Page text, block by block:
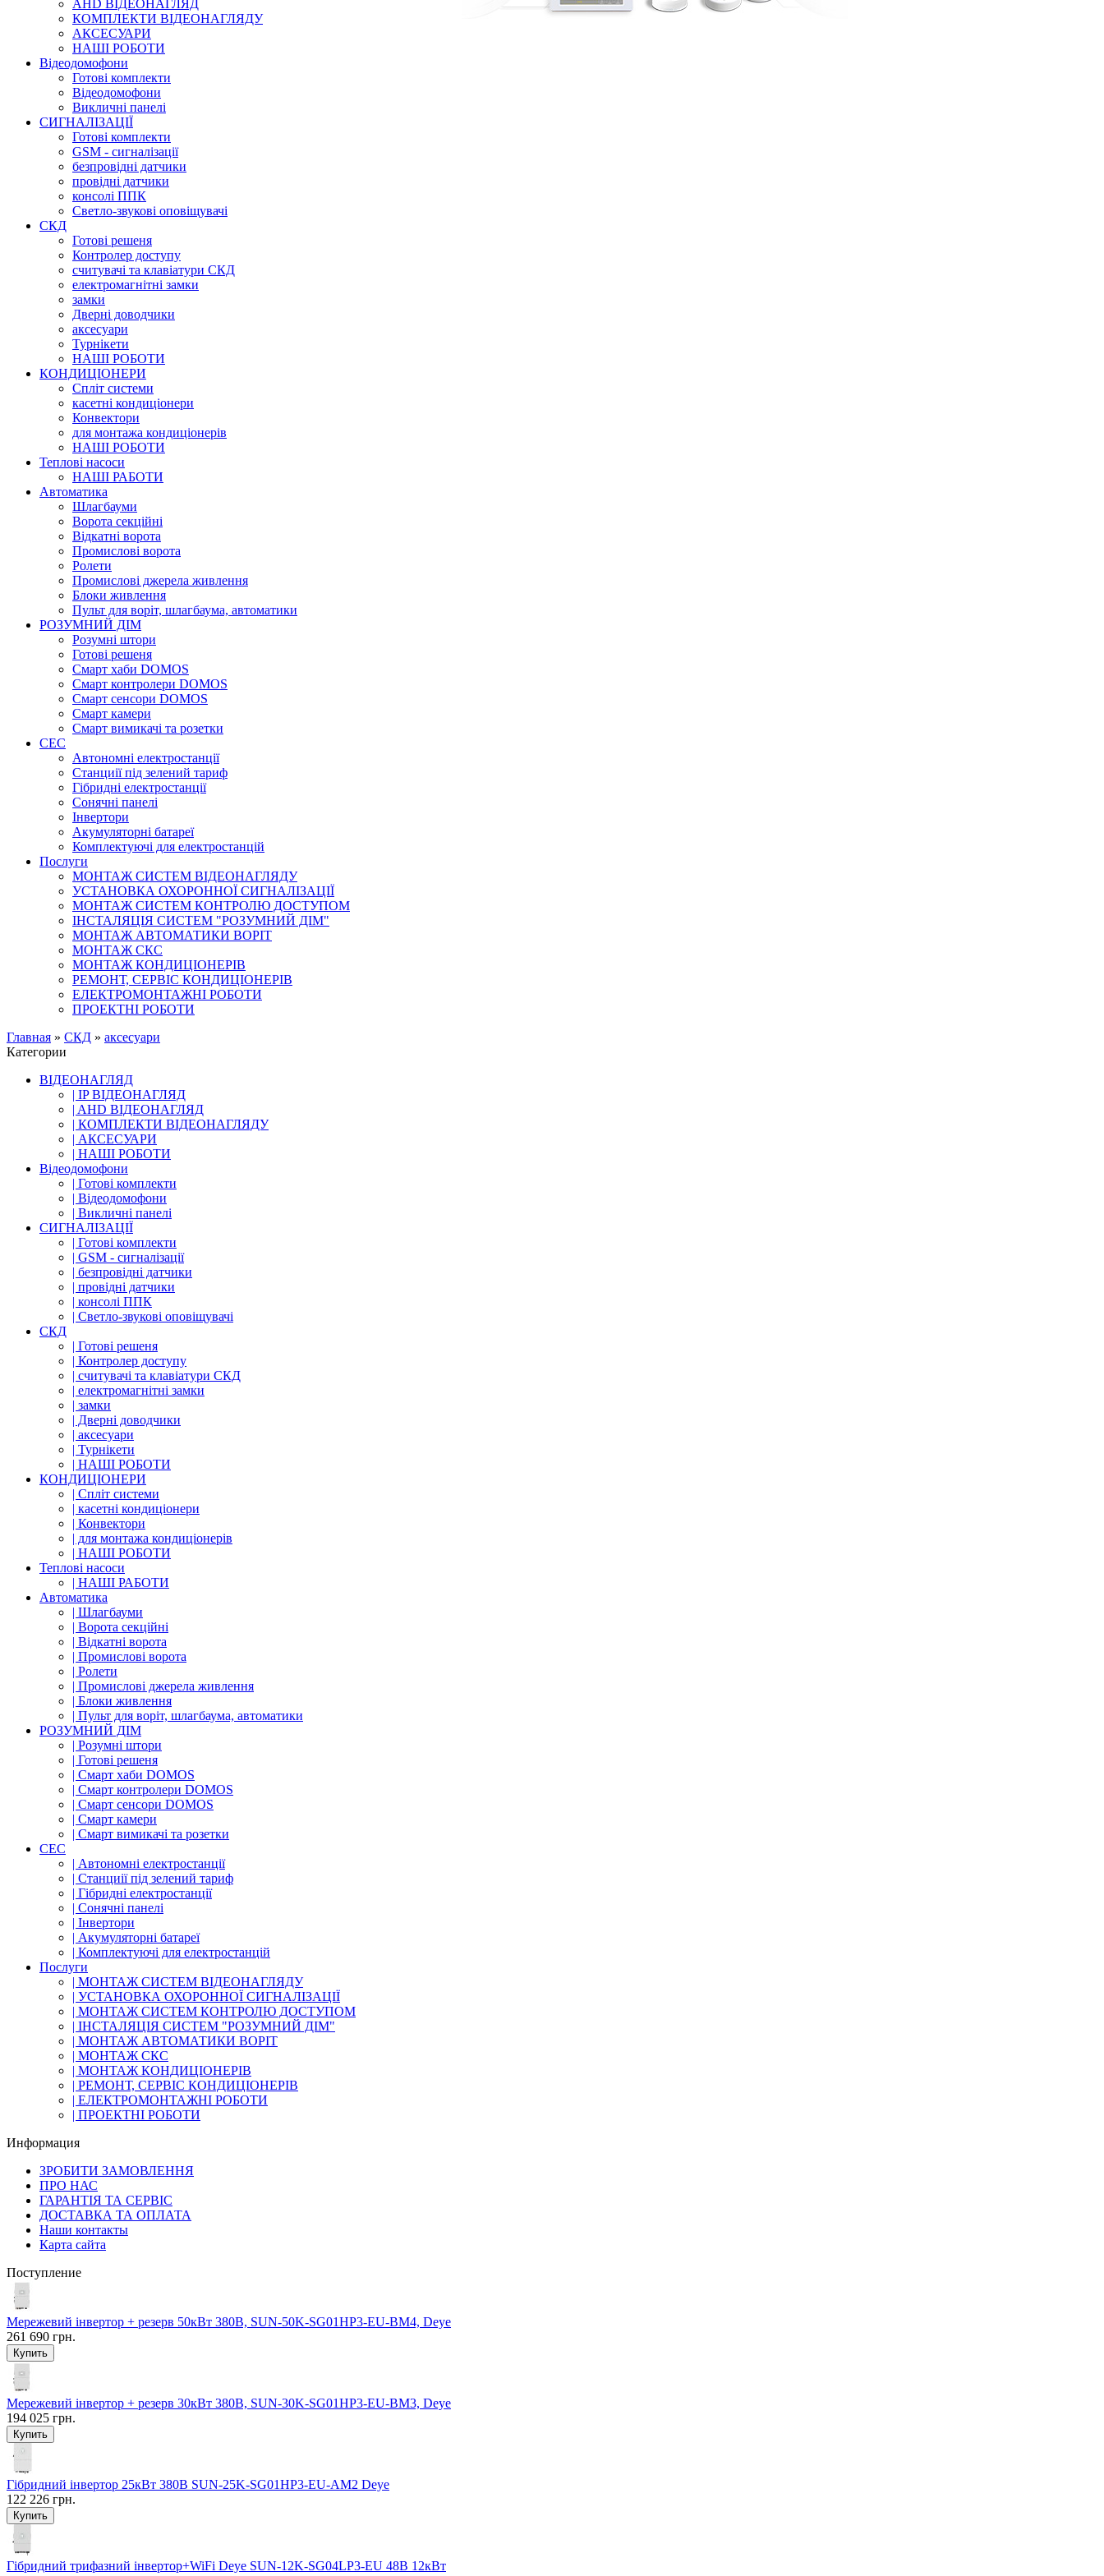
AHD ВІДЕОНАГЛЯД
КОМПЛЕКТИ ВІДЕОНАГЛЯДУ
АКСЕСУАРИ
НАШІ РОБОТИ
Відеодомофони
Готові комплекти
Відеодомофони
Викличні панелі
СИГНАЛІЗАЦІЇ
Готові комплекти
GSM - сигналізації
безпровідні датчики
провідні датчики
консолі ППК
Светло-звукові оповіщувачі
СКД
Готові решеня
Контролер доступу
считувачі та клавіатури СКД
електромагнітні замки
замки
Дверні доводчики
аксесуари
Турнікети
НАШІ РОБОТИ
КОНДИЦІОНЕРИ
Cпліт системи
касетні кондиціонери
Конвектори
для монтажа кондиціонерів
НАШІ РОБОТИ
Теплові насоси
НАШІ РАБОТИ
Автоматика
Шлагбауми
Ворота секційні
Відкатні ворота
Промислові ворота
Ролети
Промислові джерела живлення
Блоки живлення
Пульт для воріт, шлагбаума, автоматики
РОЗУМНИЙ ДІМ
Розумні штори
Готові решеня
Смарт хаби DOMOS
Смарт контролери DOMOS
Смарт сенсори DOMOS
Смарт камери
Смарт вимикачі та розетки
СЕС
Автономні електростанції
Станциії під зелений тариф
Гібридні електростанції
Сонячні панелі
Інвертори
Акумуляторні батареї
Комплектуючі для електростанцій
Послуги
МОНТАЖ СИСТЕМ ВІДЕОНАГЛЯДУ
УСТАНОВКА ОХОРОННОЇ СИГНАЛІЗАЦІЇ
МОНТАЖ СИСТЕМ КОНТРОЛЮ ДОСТУПОМ
ІНСТАЛЯЦІЯ СИСТЕМ "РОЗУМНИЙ ДІМ"
МОНТАЖ АВТОМАТИКИ ВОРІТ
МОНТАЖ СКС
МОНТАЖ КОНДИЦІОНЕРІВ
РЕМОНТ, СЕРВІС КОНДИЦІОНЕРІВ
ЕЛЕКТРОМОНТАЖНІ РОБОТИ
ПРОЕКТНІ РОБОТИ
Главная » СКД » аксесуари
Категории
ВІДЕОНАГЛЯД
| IP ВІДЕОНАГЛЯД
| AHD ВІДЕОНАГЛЯД
| КОМПЛЕКТИ ВІДЕОНАГЛЯДУ
| АКСЕСУАРИ
| НАШІ РОБОТИ
Відеодомофони
| Готові комплекти
| Відеодомофони
| Викличні панелі
СИГНАЛІЗАЦІЇ
| Готові комплекти
| GSM - сигналізації
| безпровідні датчики
| провідні датчики
| консолі ППК
| Светло-звукові оповіщувачі
СКД
| Готові решеня
| Контролер доступу
| считувачі та клавіатури СКД
| електромагнітні замки
| замки
| Дверні доводчики
| аксесуари
| Турнікети
| НАШІ РОБОТИ
КОНДИЦІОНЕРИ
| Cпліт системи
| касетні кондиціонери
| Конвектори
| для монтажа кондиціонерів
| НАШІ РОБОТИ
Теплові насоси
| НАШІ РАБОТИ
Автоматика
| Шлагбауми
| Ворота секційні
| Відкатні ворота
| Промислові ворота
| Ролети
| Промислові джерела живлення
| Блоки живлення
| Пульт для воріт, шлагбаума, автоматики
РОЗУМНИЙ ДІМ
| Розумні штори
| Готові решеня
| Смарт хаби DOMOS
| Смарт контролери DOMOS
| Смарт сенсори DOMOS
| Смарт камери
| Смарт вимикачі та розетки
СЕС
| Автономні електростанції
| Станциії під зелений тариф
| Гібридні електростанції
| Сонячні панелі
| Інвертори
| Акумуляторні батареї
| Комплектуючі для електростанцій
Послуги
| МОНТАЖ СИСТЕМ ВІДЕОНАГЛЯДУ
| УСТАНОВКА ОХОРОННОЇ СИГНАЛІЗАЦІЇ
| МОНТАЖ СИСТЕМ КОНТРОЛЮ ДОСТУПОМ
| ІНСТАЛЯЦІЯ СИСТЕМ "РОЗУМНИЙ ДІМ"
| МОНТАЖ АВТОМАТИКИ ВОРІТ
| МОНТАЖ СКС
| МОНТАЖ КОНДИЦІОНЕРІВ
| РЕМОНТ, СЕРВІС КОНДИЦІОНЕРІВ
| ЕЛЕКТРОМОНТАЖНІ РОБОТИ
| ПРОЕКТНІ РОБОТИ
Информация
ЗРОБИТИ ЗАМОВЛЕННЯ
ПРО НАС
ГАРАНТІЯ ТА СЕРВІС
ДОСТАВКА ТА ОПЛАТА
Наши контакты
Карта сайта
Поступление
Мережевий інвертор + резерв 50кВт 380В, SUN-50K-SG01HP3-EU-BM4, Deye
261 690 грн.
Мережевий інвертор + резерв 30кВт 380В, SUN-30K-SG01HP3-EU-BM3, Deye
194 025 грн.
Гібридний інвертор 25кВт 380В SUN-25K-SG01HP3-EU-AM2 Deye
122 226 грн.
Гібридний трифазний інвертор+WiFi Deye SUN-12K-SG04LP3-EU 48В 12кВт